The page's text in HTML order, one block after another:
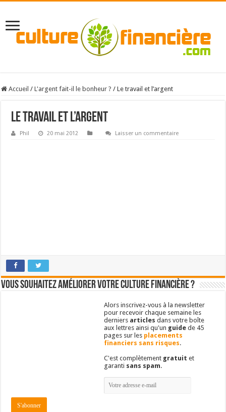
Accueil / L'argent fait-il le bonheur ? / Le travail et l’argent
Le travail et l’argent
Phil 20 mai 2012 Laisser un commentaire
Vous souhaitez améliorer votre culture financière ?
Alors inscrivez-vous à la newsletter
pour recevoir chaque semaine les
derniers articles dans votre boîte
aux lettres ainsi qu'un guide de 45
pages sur les placements
financiers sans risques.
C'est complètement gratuit et
garanti sans spam.